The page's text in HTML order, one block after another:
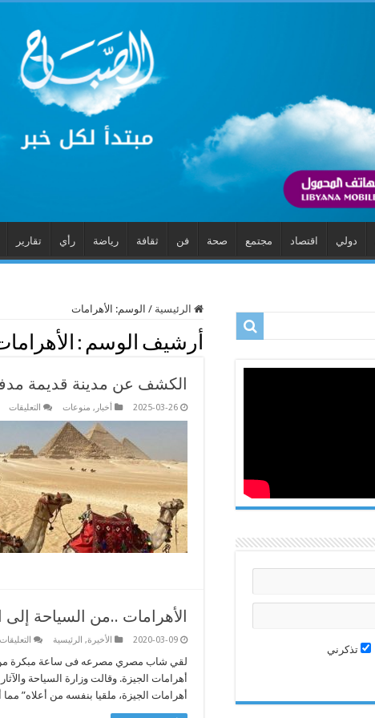
دولي اقتصاد مجتمع صحة فن ثقافة رياضة رأي تقارير
الرئيسية / الوسم: الأهرامات
أرشيف الوسم :
الكشف عن مدينة قديمة
2025-03-26 أخبار , منوعات التعليقات
الأهرامات‭.. ‬من‭ ‬السياحة‭ ‬إلى‭ ‬الإنتحار‭ ‬
2020-03-09 الأخيرة, الرئيسية التعليقات
‬أهرامات‭ ‬الجيزة،‭ ‬ملقيا‭ ‬بنفسه‭ ‬من‭ ‬أعلاه”‭ ‬مما‭ ‬أدى‭ ‬إلى‭ ‬وفاته‭.‬ وأشار‭ ‬البيان‭ …
تذكرني